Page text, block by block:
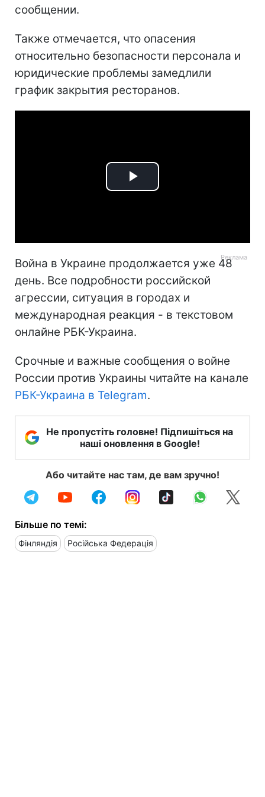
сообщении.
Также отмечается, что опасения
относительно безопасности персонала и
юридические проблемы замедлили
график закрытия ресторанов.
Play
Война в Украине продолжается уже 48
день. Все подробности российской
агрессии, ситуация в городах и
международная реакция - в текстовом
онлайне РБК-Украина.
Срочные и важные сообщения о войне
России против Украины читайте на канале
РБК-Украина в Telegram.
Не пропустіть головне! Підпишіться на
наші оновлення в Google!
Або читайте нас там, де вам зручно!
Більше по темі:
Фінляндія Російська Федерація